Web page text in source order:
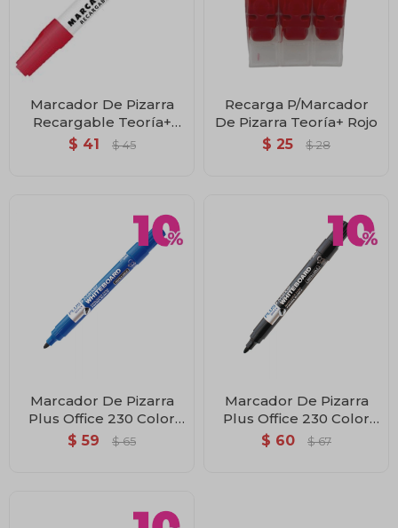
Marcador De Pizarra
Recargable Teoría+
Rojo
$ 41 $ 45
Recarga P/Marcador
De Pizarra Teoría+ Rojo
$ 25 $ 28
Marcador De Pizarra
Plus Office 230 Color
Azul
$ 59 $ 65
Marcador De Pizarra
Plus Office 230 Color
Negro
$ 60 $ 67